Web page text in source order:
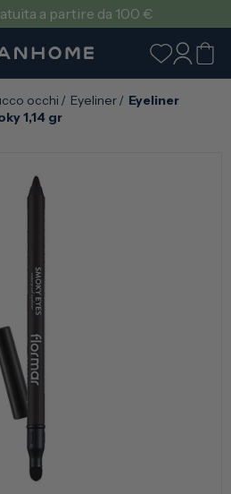
a partire da 100 €
Accedi
Carrello
occhi / Eyeliner/ Eyeliner
1,14 gr